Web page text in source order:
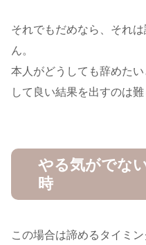
それでもだめなら、それ
ん。
本人がどうしても辞めた
して良い結果を出すのは難
やる気がでな
時
この場合は諦めるタイミン